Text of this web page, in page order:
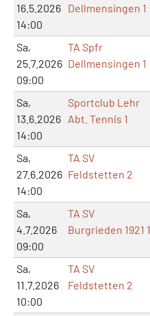
16.5.2026
14:00
Dellmensingen 1
Sa,
25.7.2026
09:00
TA Spfr
Dellmensingen 1
Sa,
13.6.2026
14:00
Sportclub Lehr
Abt. Tennis 1
Sa,
27.6.2026
14:00
TA SV
Feldstetten 2
Sa,
4.7.2026
09:00
TA SV
Burgrieden 1921 1
Sa,
11.7.2026
10:00
TA SV
Feldstetten 2